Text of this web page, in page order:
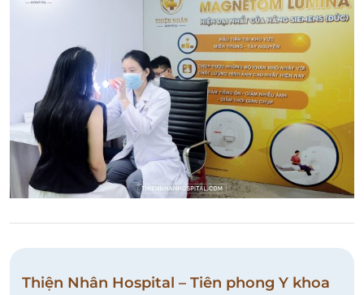
Thiện Nhân Hospital – Tiên phong Y khoa